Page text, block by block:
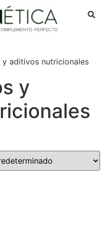
y aditivos nutricionales
y